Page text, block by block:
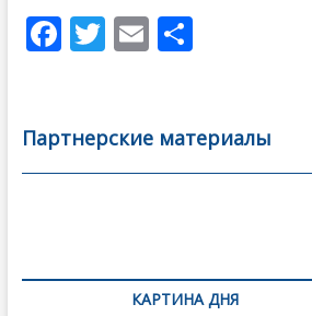
F
b
o
T
er
E
l
О
а
в
Партнерские материалы
по
КАРТИНА ДНЯ